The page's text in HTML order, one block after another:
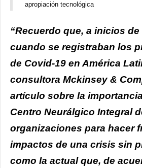
apropiación tecnológica
“Recuerdo que, a inicios de
cuando se registraban los
de Covid-19 en América
consultora Mckinsey &
artículo sobre la
Centro Neurálgico Integral
organizaciones para hacer
impactos de una crisis sin
como la actual que, de